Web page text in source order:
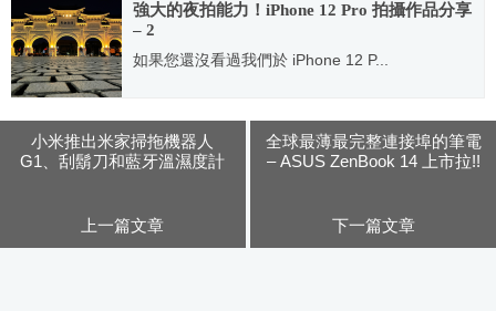
強大的夜拍能力！iPhone 12 Pro 拍攝作品分享
– 2
如果您還沒看過我們於 iPhone 12 P...
小米推出米家掃拖機器人
G1、刮鬍刀和藍牙溫濕度計
上一篇文章
全球最薄最完整連接埠的筆電
– ASUS ZenBook 14 上市拉!!
下一篇文章